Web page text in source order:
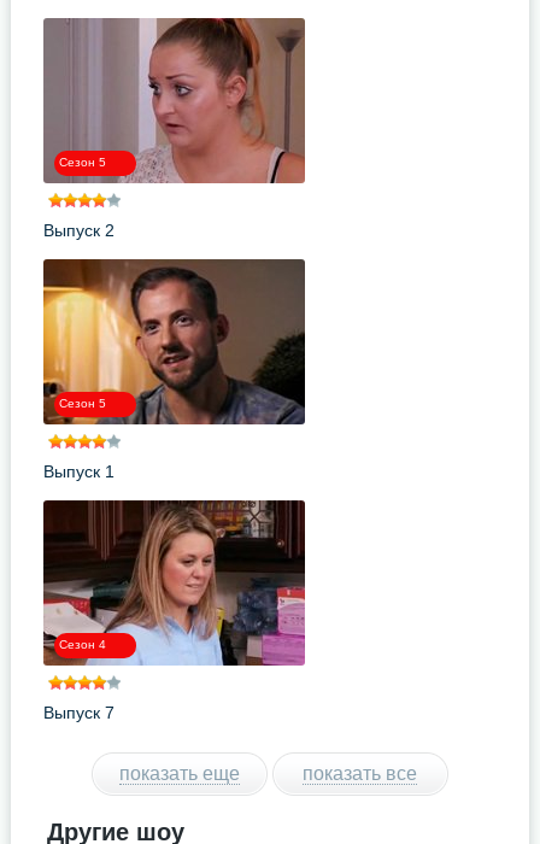
Сезон 5
Выпуск 2
Сезон 5
Выпуск 1
Сезон 4
Выпуск 7
показать еще показать все
Другие шоу